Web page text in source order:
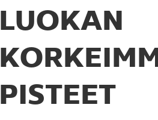
LUOKAN
PISTEET